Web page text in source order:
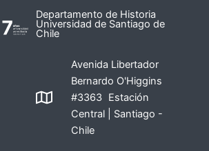
Departamento de Historia
Universidad de Santiago de
Chile
Avenida Libertador
Bernardo O'Higgins
#3363 Estación
Central | Santiago -
Chile